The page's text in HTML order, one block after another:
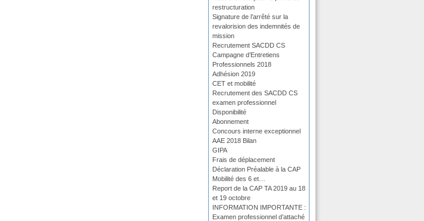
restructuration
Signature de l’arrêté sur la
revalorision des indemnités de
mission
Recrutement SACDD CS
Campagne d’Entretiens
Professionnels 2018
Adhésion 2019
CET et mobilité
Recrutement des SACDD CS
examen professionnel
Disponibilité
Abonnement
Concours interne exceptionnel
AAE 2018 Bilan
GIPA
Frais de déplacement
Déclaration Préalable à la CAP
Mobilité des 6 et…
Report de la CAP TA 2019 au 18
et 19 octobre
INFORMATION IMPORTANTE :
Examen professionnel d’attaché